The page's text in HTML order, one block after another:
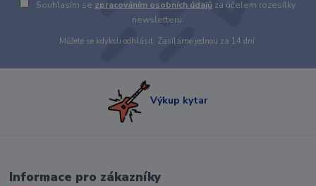
Souhlasím se zpracováním osobních údajů za účelem rozesílky
newsletteru.
Můžete se kdykoli odhlásit. Zasíláme jednou za 14 dní.
Výkup kytar
Informace pro zákazníky